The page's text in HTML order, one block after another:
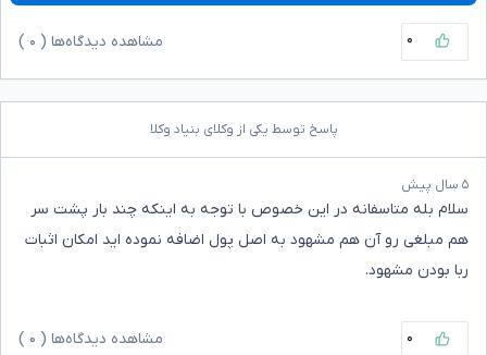
۰ مشاهده دیدگاه‌ها ( ۰
پاسخ توسط یکی از وکلای بنیاد وکلا
۵ سال پیش
سلام بله متاسفانه در این خصوص با توجه به اینکه چند بار پشت سر
هم مبلغی رو آن هم مشهود به اصل پول اضافه نموده اید امکان اثبات
ربا بودن مشهود.
۰ مشاهده دیدگاه‌ها ( ۰